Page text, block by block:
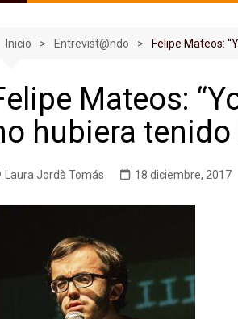
Inicio Entrevist@ndo Felipe Mateos:
Mateos:
hubiera
Laura Jordà Tomás 18 diciembre, 2017